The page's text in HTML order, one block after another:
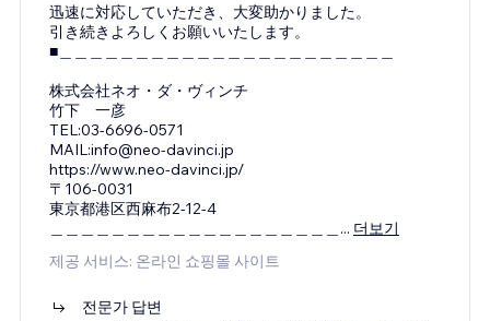
迅速に対応していただき、大変助かりました。
引き続きよろしくお願いいたします。
■＿＿＿＿＿＿＿＿＿＿＿＿＿＿＿＿＿＿＿＿＿＿
株式会社ネオ・ダ・ヴィンチ
竹下 一彦
TEL:03-6696-0571
MAIL:info@neo-davinci.jp
https://www.neo-davinci.jp/
〒106-0031
東京都港区西麻布2-12-4
... 더보기
제공 서비스: 온라인 쇼핑몰 사이트
전문가 답변